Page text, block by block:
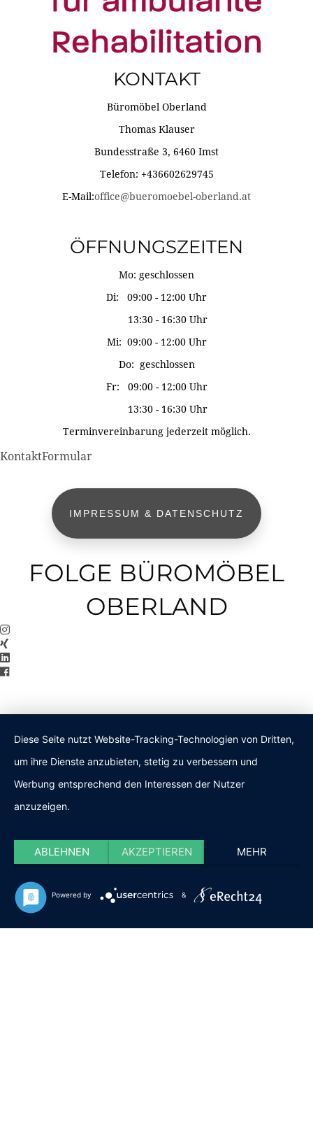
KONTAKT
Büromöbel Oberland
Thomas Klauser
Bundesstraße 3, 6460 Imst
Telefon: +436602629745
E-Mail:office@bueromoebel-oberland.at
ÖFFNUNGSZEITEN
Mo: geschlossen
Di: 09:00 - 12:00 Uhr
13:30 - 16:30 Uhr
Mi: 09:00 - 12:00 Uhr
Do: geschlossen
Fr: 09:00 - 12:00 Uhr
13:30 - 16:30 Uhr
Terminvereinbarung jederzeit möglich.
KontaktFormular
IMPRESSUM & DATENSCHUTZ
FOLGE BÜROMÖBEL
OBERLAND
Diese Seite nutzt Website-Tracking-Technologien von Dritten,
um ihre Dienste anzubieten, stetig zu verbessern und
Werbung entsprechend den Interessen der Nutzer
anzuzeigen.
ABLEHNEN AKZEPTIEREN MEHR
Powered by &